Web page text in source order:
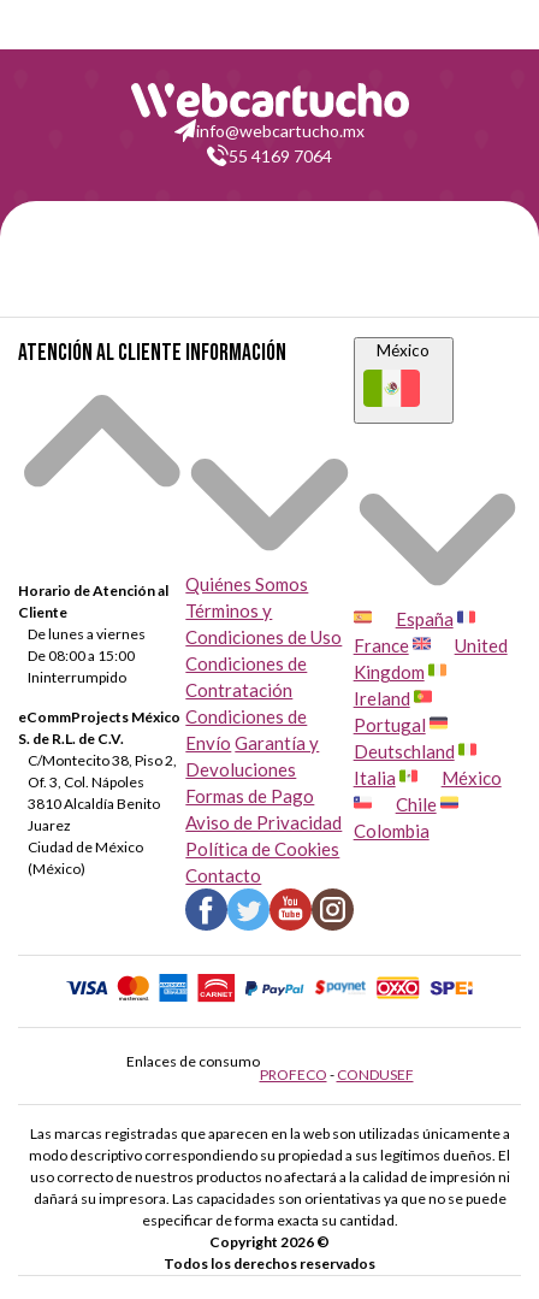
info@webcartucho.mx
55 4169 7064
Atención al cliente
Horario de Atención al
Cliente
De lunes a viernes
De 08:00 a 15:00
Ininterrumpido
eCommProjects México
S. de R.L. de C.V.
C/Montecito 38, Piso 2,
Of. 3, Col. Nápoles
3810 Alcaldía Benito
Juarez
Ciudad de México
(México)
Información
Quiénes Somos
Términos y
Condiciones de Uso
Condiciones de
Contratación
Condiciones de
Envío Garantía y
Devoluciones
Formas de Pago
Aviso de Privacidad
Política de Cookies
Contacto
México
España
France
United
Kingdom
Ireland
Portugal
Deutschland
Italia
México
Chile
Colombia
Enlaces de consumo
PROFECO - CONDUSEF
Las marcas registradas que aparecen en la web son utilizadas únicamente a
modo descriptivo correspondiendo su propiedad a sus legítimos dueños. El
uso correcto de nuestros productos no afectará a la calidad de impresión ni
dañará su impresora. Las capacidades son orientativas ya que no se puede
especificar de forma exacta su cantidad.
Copyright 2026 ©
Todos los derechos reservados